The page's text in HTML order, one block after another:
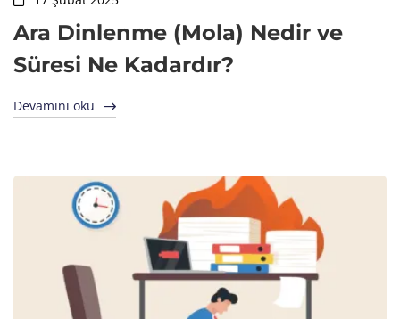
Ara Dinlenme (Mola) Nedir ve
Süresi Ne Kadardır?
Devamını oku